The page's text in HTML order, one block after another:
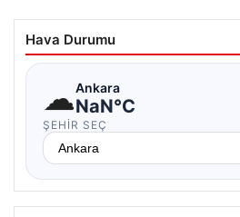
Hava Durumu
☁Ankara
NaN°C
ŞEHIR SEÇ